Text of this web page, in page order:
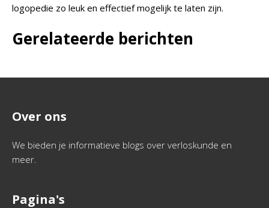
logopedie zo leuk en effectief mogelijk te laten zijn.
Gerelateerde berichten
Over ons
We bieden je informatieve blogs over verloskunde en
meer.
Pagina's